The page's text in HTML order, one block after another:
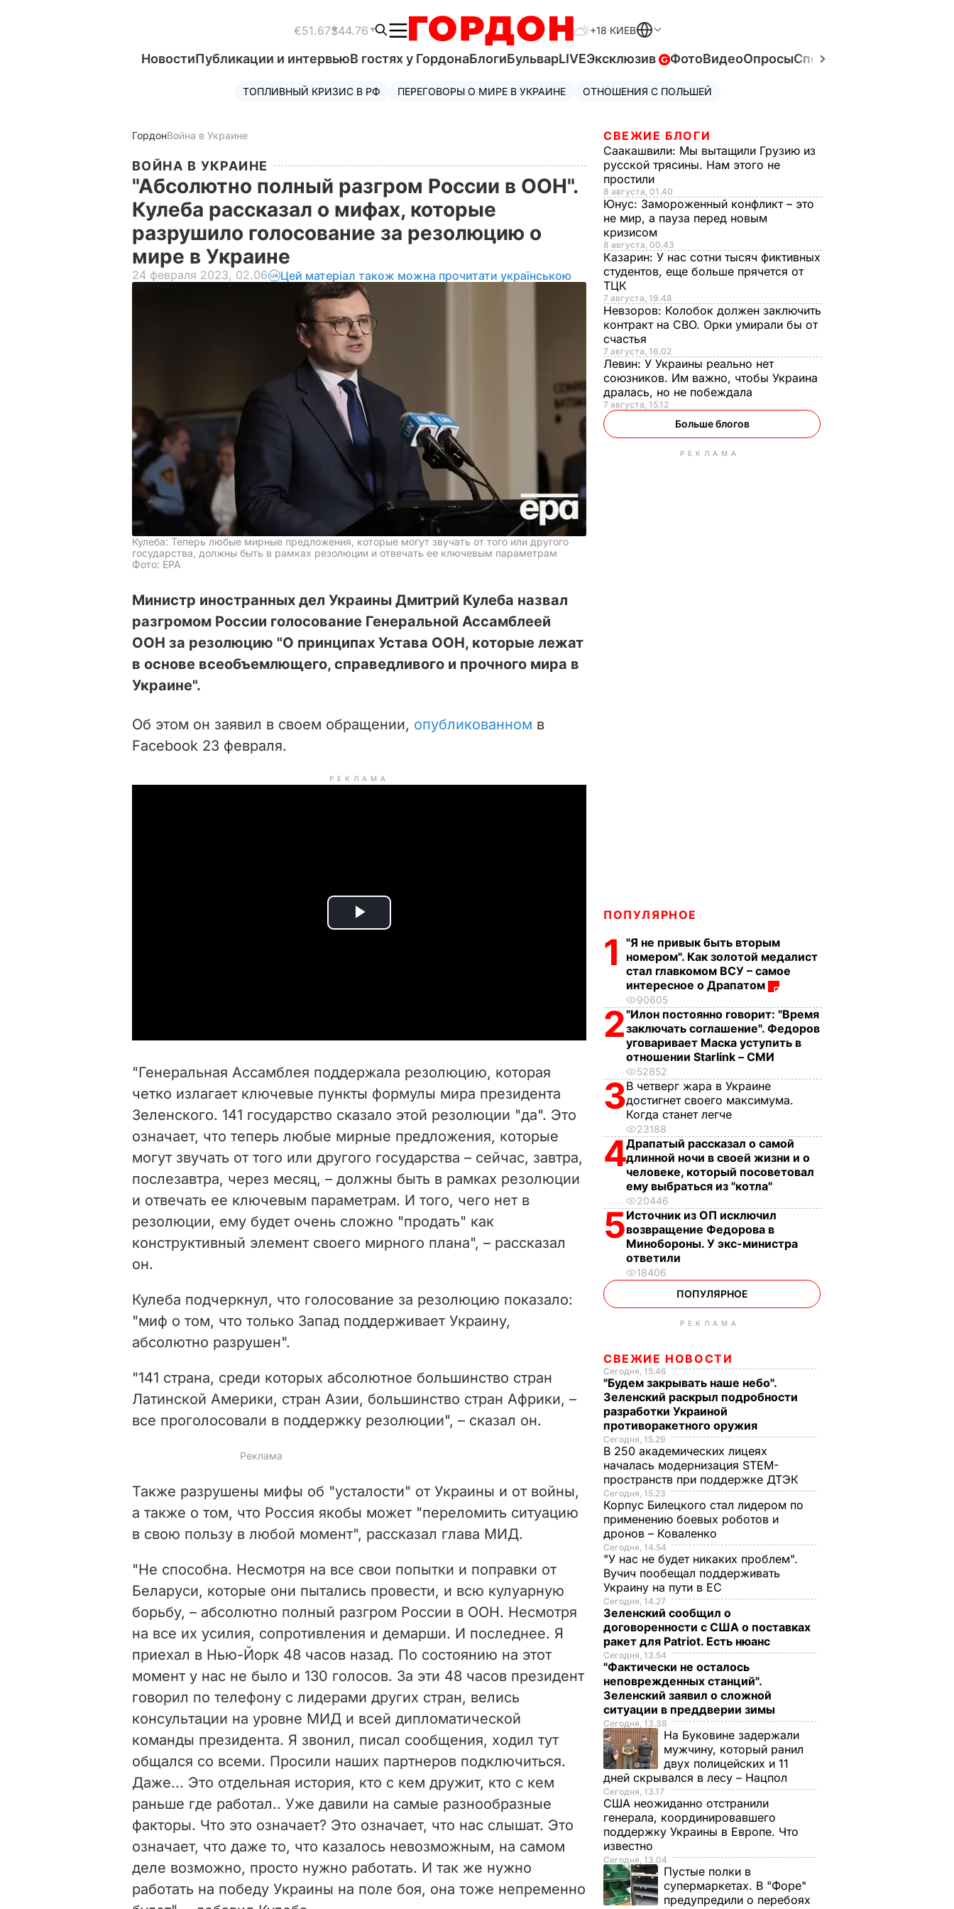
€51.67$44.76 +18 КИЕВ
НовостиПубликации и интервьюВ гостях у ГордонаБлогиБульварLIVEЭксклюзив ФотоВидеоОпросыСпецпроекты
ТОПЛИВНЫЙ КРИЗИС В РФ ПЕРЕГОВОРЫ О МИРЕ В УКРАИНЕ ОТНОШЕНИЯ С ПОЛЬШЕЙ
ГордонВойна в Украине
ВОЙНА В УКРАИНЕ
"Абсолютно полный разгром России в ООН".
Кулеба рассказал о мифах, которые
разрушило голосование за резолюцию о
мире в Украине
24 февраля 2023, 02.06 Цей матеріал також можна прочитати українською
Кулеба: Теперь любые мирные предложения, которые могут звучать от того или другого
государства, должны быть в рамках резолюции и отвечать ее ключевым параметрам
Фото: ЕРА
Министр иностранных дел Украины Дмитрий Кулеба назвал
разгромом России голосование Генеральной Ассамблеей
ООН за резолюцию "О принципах Устава ООН, которые лежат
в основе всеобъемлющего, справедливого и прочного мира в
Украине".
Об этом он заявил в своем обращении, опубликованном в
Facebook 23 февраля.
РЕКЛАМА
P
i
d
e
o
"Генеральная Ассамблея поддержала резолюцию, которая
четко излагает ключевые пункты формулы мира президента
Зеленского. 141 государство сказало этой резолюции "да". Это
означает, что теперь любые мирные предложения, которые
могут звучать от того или другого государства – сейчас, завтра,
послезавтра, через месяц, – должны быть в рамках резолюции
и отвечать ее ключевым параметрам. И того, чего нет в
резолюции, ему будет очень сложно "продать" как
конструктивный элемент своего мирного плана", – рассказал
он.
Кулеба подчеркнул, что голосование за резолюцию показало:
"миф о том, что только Запад поддерживает Украину,
абсолютно разрушен".
"141 страна, среди которых абсолютное большинство стран
Латинской Америки, стран Азии, большинство стран Африки, –
все проголосовали в поддержку резолюции", – сказал он.
Также разрушены мифы об "усталости" от Украины и от войны,
а также о том, что Россия якобы может "переломить ситуацию
в свою пользу в любой момент", рассказал глава МИД.
"Не способна. Несмотря на все свои попытки и поправки от
Беларуси, которые они пытались провести, и всю кулуарную
борьбу, – абсолютно полный разгром России в ООН. Несмотря
на все их усилия, сопротивления и демарши. И последнее. Я
приехал в Нью-Йорк 48 часов назад. По состоянию на этот
момент у нас не было и 130 голосов. За эти 48 часов президент
говорил по телефону с лидерами других стран, велись
консультации на уровне МИД и всей дипломатической
команды президента. Я звонил, писал сообщения, ходил тут
общался со всеми. Просили наших партнеров подключиться.
Даже... Это отдельная история, кто с кем дружит, кто с кем
раньше где работал.. Уже давили на самые разнообразные
факторы. Что это означает? Это означает, что нас слышат. Это
означает, что даже то, что казалось невозможным, на самом
деле возможно, просто нужно работать. И так же нужно
работать на победу Украины на поле боя, она тоже непременно
СВЕЖИЕ БЛОГИ
Саакашвили: Мы вытащили Грузию из
русской трясины. Нам этого не
простили
8 августа, 01.40
Юнус: Замороженный конфликт – это
не мир, а пауза перед новым
кризисом
8 августа, 00.43
Казарин: У нас сотни тысяч фиктивных
студентов, еще больше прячется от
ТЦК
7 августа, 19.48
Невзоров: Колобок должен заключить
контракт на СВО. Орки умирали бы от
счастья
7 августа, 16.02
Левин: У Украины реально нет
союзников. Им важно, чтобы Украина
дралась, но не побеждала
7 августа, 15.12
Больше блогов
РЕКЛАМА
ПОПУЛЯРНОЕ
1
"Я не привык быть вторым
номером". Как золотой медалист
стал главкомом ВСУ – самое
интересное о Драпатом
90605
2"Илон постоянно говорит: "Время
заключать соглашение". Федоров
уговаривает Маска уступить в
отношении Starlink – СМИ
52852
3В четверг жара в Украине
достигнет своего максимума.
Когда станет легче
23188
4Драпатый рассказал о самой
длинной ночи в своей жизни и о
человеке, который посоветовал
ему выбраться из "котла"
20446
5Источник из ОП исключил
возвращение Федорова в
Минобороны. У экс-министра
ответили
18406
ПОПУЛЯРНОЕ
РЕКЛАМА
СВЕЖИЕ НОВОСТИ
Сегодня, 15.46
"Будем закрывать наше небо".
Зеленский раскрыл подробности
разработки Украиной
противоракетного оружия
Сегодня, 15.29
В 250 академических лицеях
началась модернизация STEM-
пространств при поддержке ДТЭК​
Сегодня, 15.23
Корпус Билецкого стал лидером по
применению боевых роботов и
дронов – Коваленко
Сегодня, 14.54
"У нас не будет никаких проблем".
Вучич пообещал поддерживать
Украину на пути в ЕС
Сегодня, 14.27
Зеленский сообщил о
договоренности с США о поставках
ракет для Patriot. Есть нюанс
Сегодня, 13.54
"Фактически не осталось
неповрежденных станций".
Зеленский заявил о сложной
ситуации в преддверии зимы
Сегодня, 13.38
На Буковине задержали
мужчину, который ранил
двух полицейских и 11
дней скрывался в лесу – Нацпол
Сегодня, 13.17
США неожиданно отстранили
генерала, координировавшего
поддержку Украины в Европе. Что
известно
Сегодня, 13.04
Пустые полки в
супермаркетах. В "Форе"
предупредили о перебоях